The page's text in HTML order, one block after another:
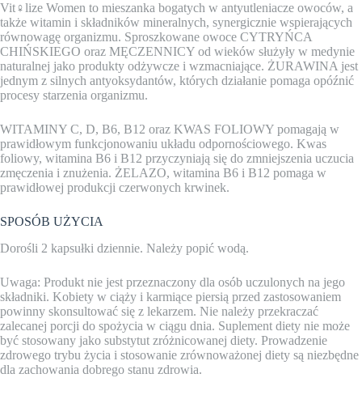
Vit♀lize Women to mieszanka bogatych w antyutleniacze owoców, a
także witamin i składników mineralnych, synergicznie wspierających
równowagę organizmu. Sproszkowane owoce CYTRYŃCA
CHIŃSKIEGO oraz MĘCZENNICY od wieków służyły w medynie
naturalnej jako produkty odżywcze i wzmacniające. ŻURAWINA jest
jednym z silnych antyoksydantów, których działanie pomaga opóźnić
procesy starzenia organizmu.
WITAMINY C, D, B6, B12 oraz KWAS FOLIOWY pomagają w
prawidłowym funkcjonowaniu układu odpornościowego. Kwas
foliowy, witamina B6 i B12 przyczyniają się do zmniejszenia uczucia
zmęczenia i znużenia. ŻELAZO, witamina B6 i B12 pomaga w
prawidłowej produkcji czerwonych krwinek.
SPOSÓB UŻYCIA
Dorośli 2 kapsułki dziennie. Należy popić wodą.
Uwaga: Produkt nie jest przeznaczony dla osób uczulonych na jego
składniki. Kobiety w ciąży i karmiące piersią przed zastosowaniem
powinny skonsultować się z lekarzem. Nie należy przekraczać
zalecanej porcji do spożycia w ciągu dnia. Suplement diety nie może
być stosowany jako substytut zróżnicowanej diety. Prowadzenie
zdrowego trybu życia i stosowanie zrównoważonej diety są niezbędne
dla zachowania dobrego stanu zdrowia.